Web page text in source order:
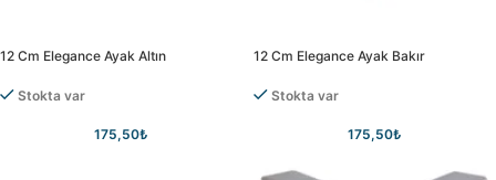
12 Cm Elegance Ayak Altın
Stokta var
175,50₺
12 Cm Elegance Ayak Bakır
Stokta var
175,50₺